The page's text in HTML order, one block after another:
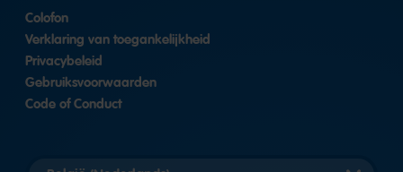
Colofon
Verklaring van toegankelijkheid
Privacybeleid
Gebruiksvoorwaarden
Code of Conduct